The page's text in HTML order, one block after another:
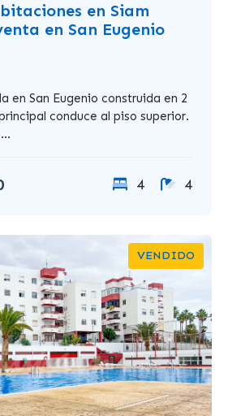
en Siam
en San Eugenio
en San Eugenio construida en 2
conduce al piso superior.
4 4
VENDIDO